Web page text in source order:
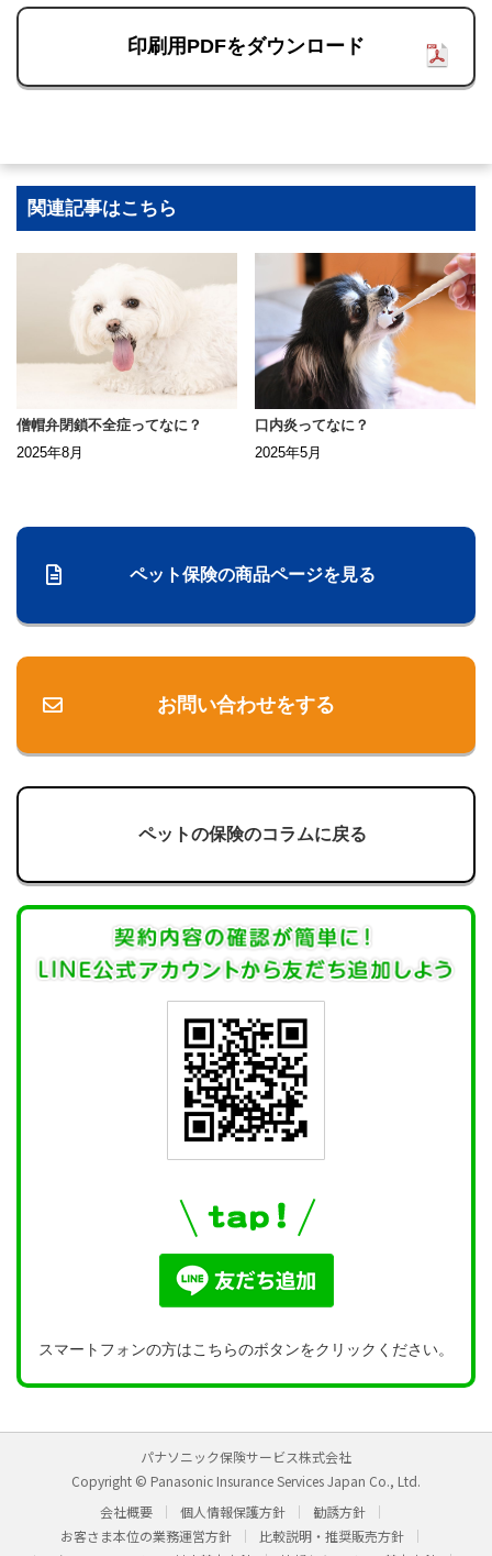
印刷用PDFをダウンロード
関連記事はこちら
僧帽弁閉鎖不全症ってなに？
2025年8月
口内炎ってなに？
2025年5月
ペット保険の商品ページを見る
お問い合わせをする
ペットの保険のコラムに戻る
スマートフォンの方はこちらのボタンをクリックください。
パナソニック保険サービス株式会社
Copyright © Panasonic Insurance Services Japan Co., Ltd.
会社概要
個人情報保護方針
勧誘方針
お客さま本位の業務運営方針
比較説明・推奨販売方針